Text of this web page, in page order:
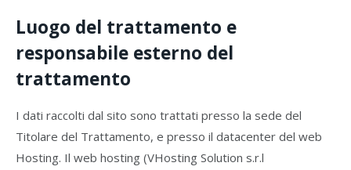
Luogo del trattamento e
responsabile esterno del
trattamento
I dati raccolti dal sito sono trattati presso la sede del
Titolare del Trattamento, e presso il datacenter del web
Hosting. Il web hosting (VHosting Solution s.r.l